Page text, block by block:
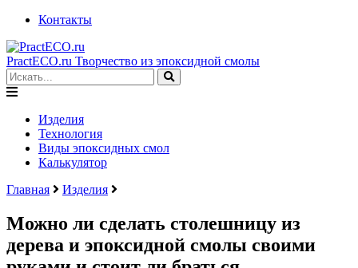
Контакты
PractECO.ru Творчество из эпоксидной смолы
Изделия
Технология
Виды эпоксидных смол
Калькулятор
Главная
Изделия
Можно ли сделать столешницу из
дерева и эпоксидной смолы своими